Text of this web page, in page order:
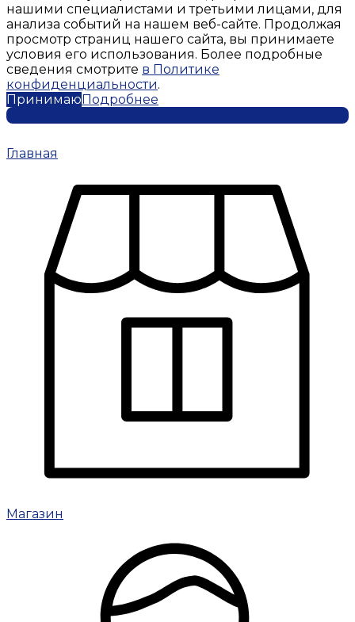
нашими специалистами и третьими лицами, для
анализа событий на нашем веб-сайте. Продолжая
просмотр страниц нашего сайта, вы принимаете
условия его использования. Более подробные
сведения смотрите в Политике
конфиденциальности.
ПринимаюПодробнее
Главная
Магазин